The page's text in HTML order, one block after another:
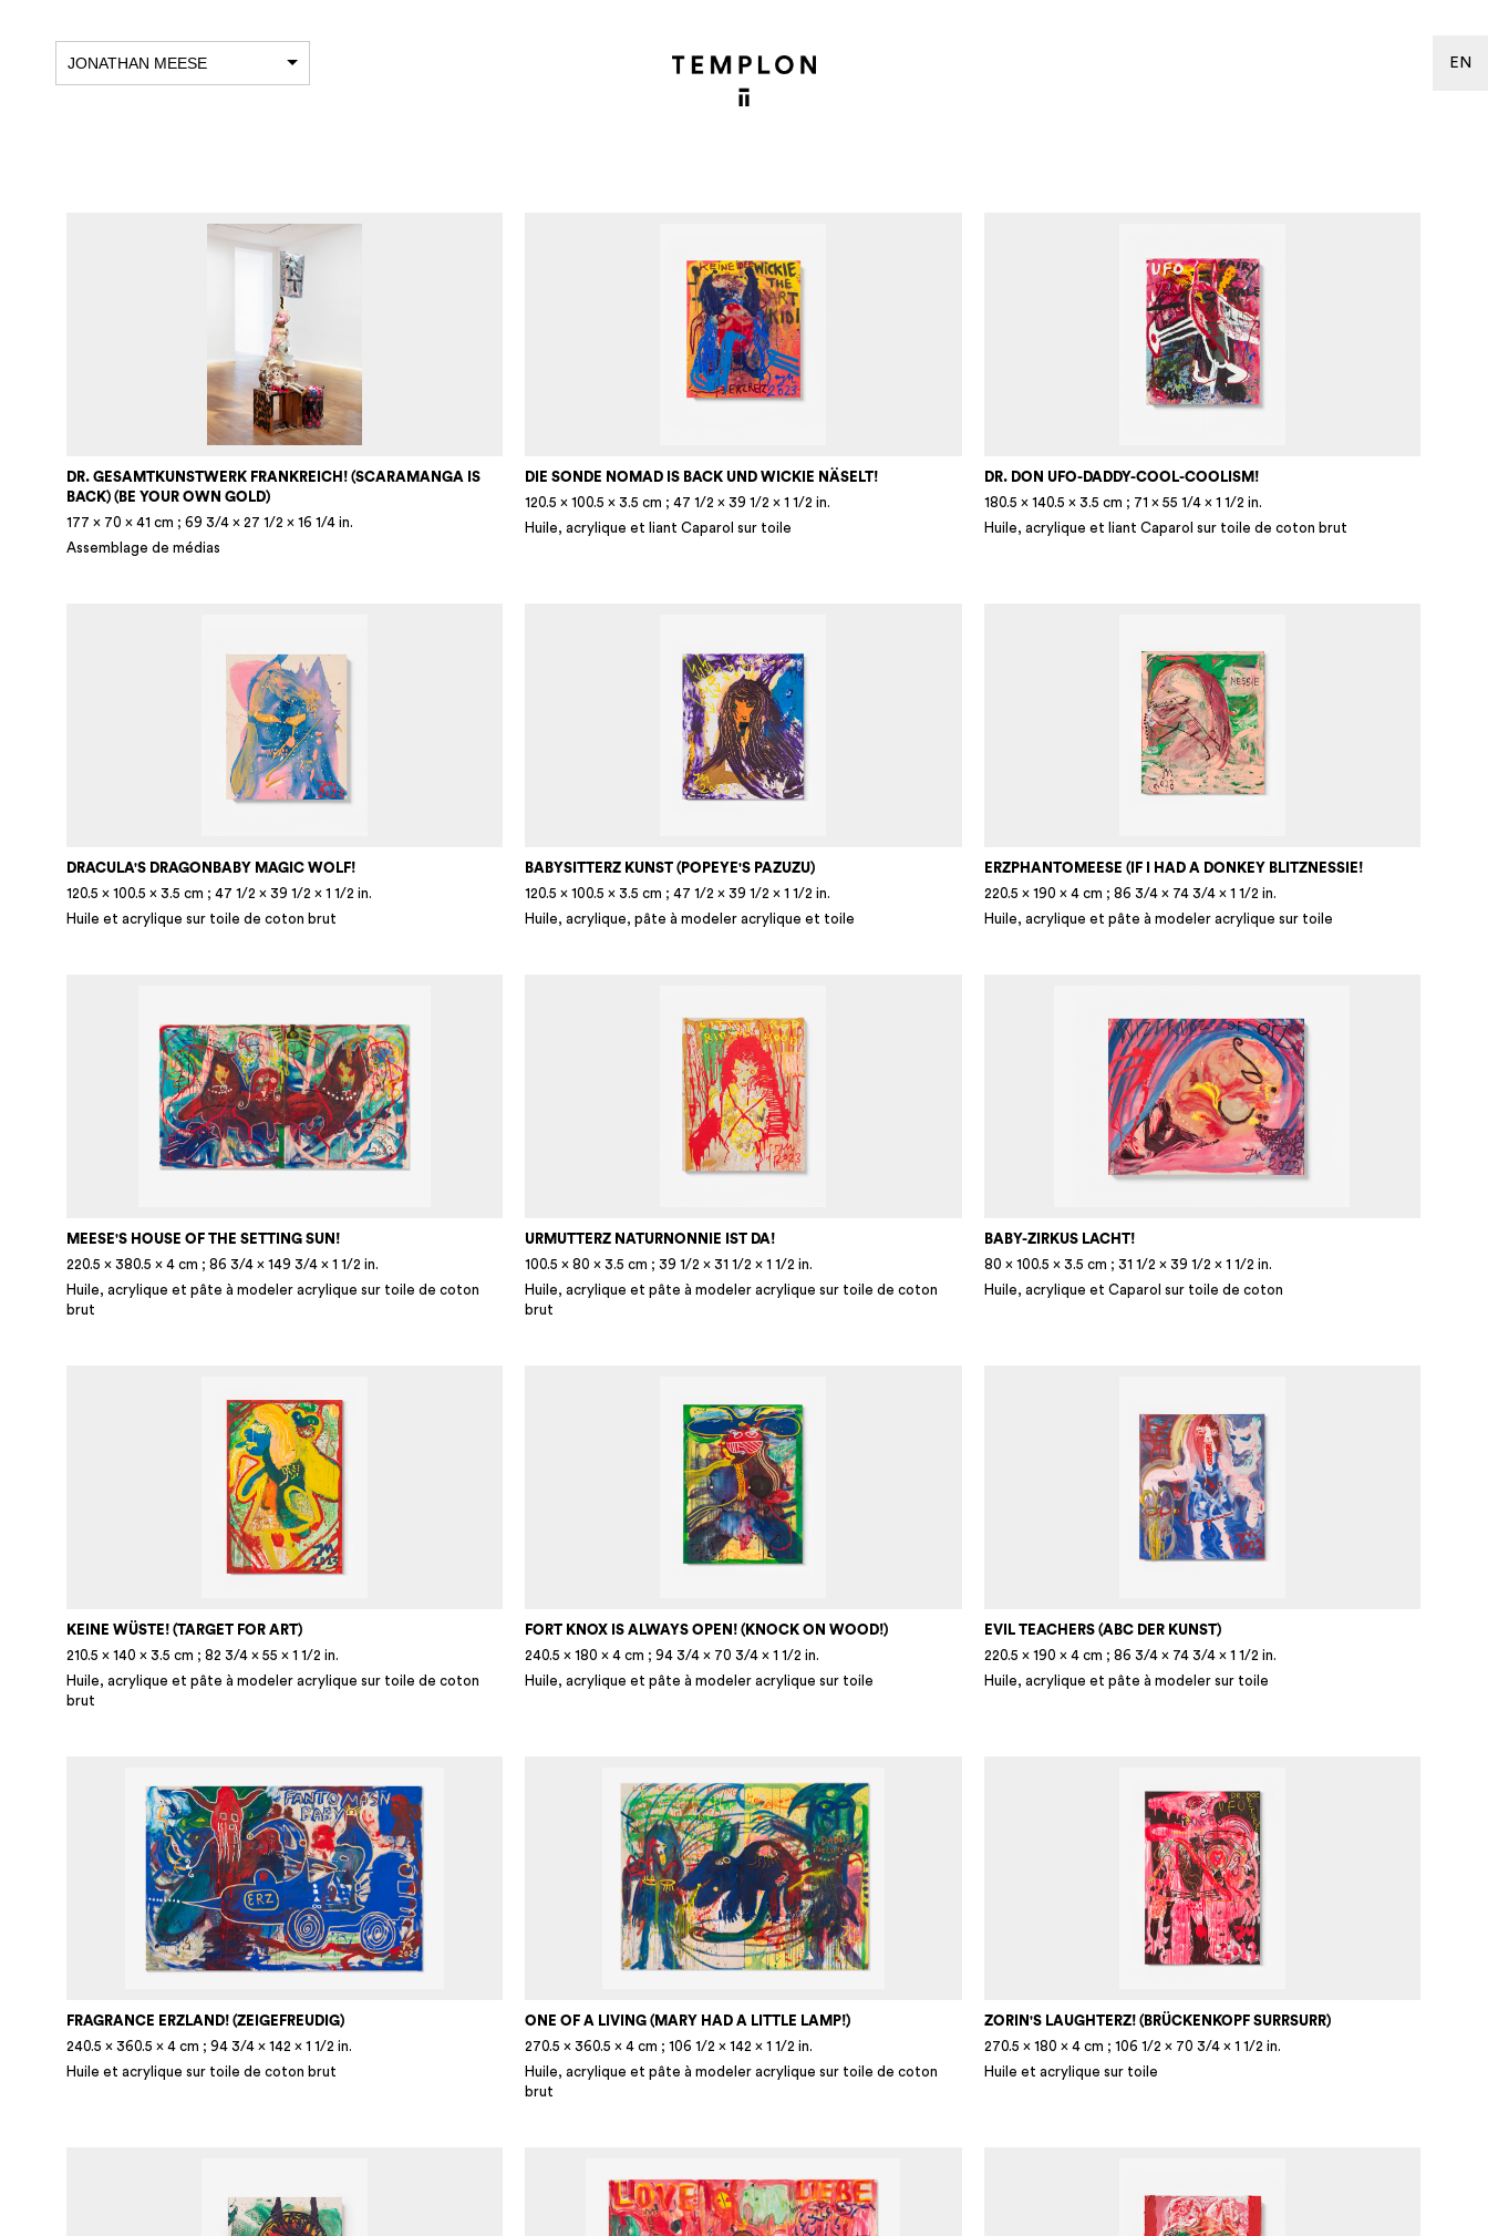
EN
JONATHAN MEESE
DR. GESAMTKUNSTWERK FRANKREICH! (SCARAMANGA IS
BACK) (BE YOUR OWN GOLD)
177 × 70 × 41 cm ; 69 3/4 × 27 1/2 × 16 1/4 in.
Assemblage de médias
DIE SONDE NOMAD IS BACK UND WICKIE NÄSELT!
120.5 × 100.5 × 3.5 cm ; 47 1/2 × 39 1/2 × 1 1/2 in.
Huile, acrylique et liant Caparol sur toile
DR. DON UFO-DADDY-COOL-COOLISM!
180.5 × 140.5 × 3.5 cm ; 71 × 55 1/4 × 1 1/2 in.
Huile, acrylique et liant Caparol sur toile de coton brut
DRACULA'S DRAGONBABY MAGIC WOLF!
120.5 × 100.5 × 3.5 cm ; 47 1/2 × 39 1/2 × 1 1/2 in.
Huile et acrylique sur toile de coton brut
BABYSITTERZ KUNST (POPEYE'S PAZUZU)
120.5 × 100.5 × 3.5 cm ; 47 1/2 × 39 1/2 × 1 1/2 in.
Huile, acrylique, pâte à modeler acrylique et toile
ERZPHANTOMEESE (IF I HAD A DONKEY BLITZNESSIE!
220.5 × 190 × 4 cm ; 86 3/4 × 74 3/4 × 1 1/2 in.
Huile, acrylique et pâte à modeler acrylique sur toile
MEESE'S HOUSE OF THE SETTING SUN!
220.5 × 380.5 × 4 cm ; 86 3/4 × 149 3/4 × 1 1/2 in.
Huile, acrylique et pâte à modeler acrylique sur toile de coton
brut
URMUTTERZ NATURNONNIE IST DA!
100.5 × 80 × 3.5 cm ; 39 1/2 × 31 1/2 × 1 1/2 in.
Huile, acrylique et pâte à modeler acrylique sur toile de coton
brut
BABY-ZIRKUS LACHT!
80 × 100.5 × 3.5 cm ; 31 1/2 × 39 1/2 × 1 1/2 in.
Huile, acrylique et Caparol sur toile de coton
KEINE WÜSTE! (TARGET FOR ART)
210.5 × 140 × 3.5 cm ; 82 3/4 × 55 × 1 1/2 in.
Huile, acrylique et pâte à modeler acrylique sur toile de coton
brut
FORT KNOX IS ALWAYS OPEN! (KNOCK ON WOOD!)
240.5 × 180 × 4 cm ; 94 3/4 × 70 3/4 × 1 1/2 in.
Huile, acrylique et pâte à modeler acrylique sur toile
EVIL TEACHERS (ABC DER KUNST)
220.5 × 190 × 4 cm ; 86 3/4 × 74 3/4 × 1 1/2 in.
Huile, acrylique et pâte à modeler sur toile
FRAGRANCE ERZLAND! (ZEIGEFREUDIG)
240.5 × 360.5 × 4 cm ; 94 3/4 × 142 × 1 1/2 in.
Huile et acrylique sur toile de coton brut
ONE OF A LIVING (MARY HAD A LITTLE LAMP!)
270.5 × 360.5 × 4 cm ; 106 1/2 × 142 × 1 1/2 in.
Huile, acrylique et pâte à modeler acrylique sur toile de coton
brut
ZORIN'S LAUGHTERZ! (BRÜCKENKOPF SURRSURR)
270.5 × 180 × 4 cm ; 106 1/2 × 70 3/4 × 1 1/2 in.
Huile et acrylique sur toile